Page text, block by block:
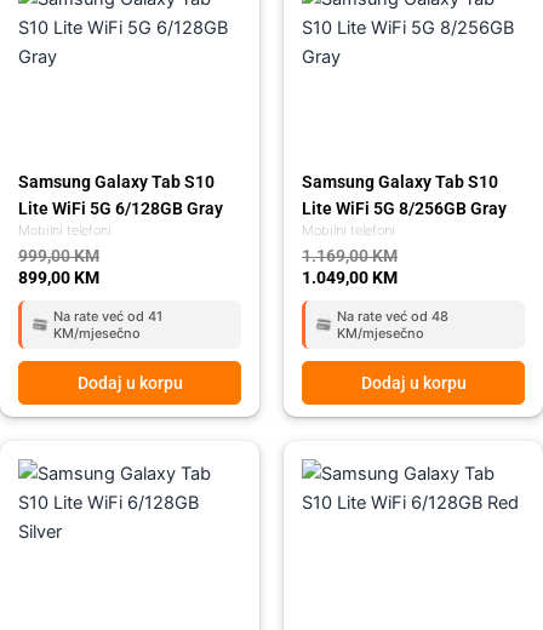
Mobilni telefoni
Samsung Galaxy Tab S10
Lite WiFi 5G 6/128GB Gray
999,00KM
was:
999,00 KM.
899,00KM
is:
899,00 KM.
Na rate već od 41
KM/mjesečno
Dodaj u korpu
Mobilni telefoni
Samsung Galaxy Tab S10
Lite WiFi 5G 8/256GB Gray
1.169,00KM
was:
1.169,00 KM.
1.049,00KM
is:
1.049,00 KM.
Na rate već od 48
KM/mjesečno
Dodaj u korpu
price
was:
879,00 KM.
price
is:
789,00 KM.
price
was:
879,00 KM.
price
is:
789,00 KM.